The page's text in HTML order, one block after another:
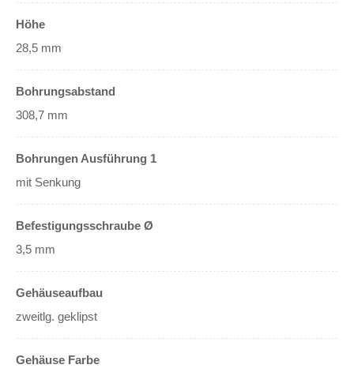
Höhe
28,5 mm
Bohrungsabstand
308,7 mm
Bohrungen Ausführung 1
mit Senkung
Befestigungsschraube Ø
3,5 mm
Gehäuseaufbau
zweitlg. geklipst
Gehäuse Farbe